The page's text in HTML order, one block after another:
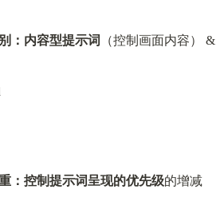
：内容型提示词 （控制画面内容） &
： 控制提示词呈现的优先级的增减